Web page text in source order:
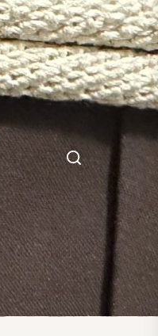
Search